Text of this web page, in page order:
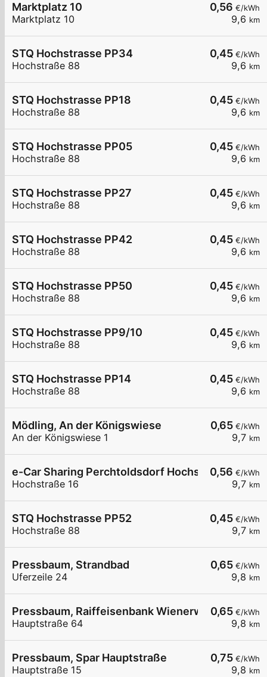
0,56 €/kWh
9,6 km
Marktplatz 10
Marktplatz 10
0,45 €/kWh
9,6 km
STQ Hochstrasse PP34
Hochstraße 88
0,45 €/kWh
9,6 km
STQ Hochstrasse PP18
Hochstraße 88
0,45 €/kWh
9,6 km
STQ Hochstrasse PP05
Hochstraße 88
0,45 €/kWh
9,6 km
STQ Hochstrasse PP27
Hochstraße 88
0,45 €/kWh
9,6 km
STQ Hochstrasse PP42
Hochstraße 88
0,45 €/kWh
9,6 km
STQ Hochstrasse PP50
Hochstraße 88
0,45 €/kWh
9,6 km
STQ Hochstrasse PP9/10
Hochstraße 88
0,45 €/kWh
9,6 km
STQ Hochstrasse PP14
Hochstraße 88
0,65 €/kWh
9,7 km
Mödling, An der Königswiese
An der Königswiese 1
0,56 €/kWh
9,7 km
e-Car Sharing Perchtoldsdorf Hochstraße
Hochstraße 16
0,45 €/kWh
9,7 km
STQ Hochstrasse PP52
Hochstraße 88
0,65 €/kWh
9,8 km
Pressbaum, Strandbad
Uferzeile 24
0,65 €/kWh
9,8 km
Pressbaum, Raiffeisenbank Wienerwald
Hauptstraße 64
0,75 €/kWh
9,8 km
Pressbaum, Spar Hauptstraße
Hauptstraße 15